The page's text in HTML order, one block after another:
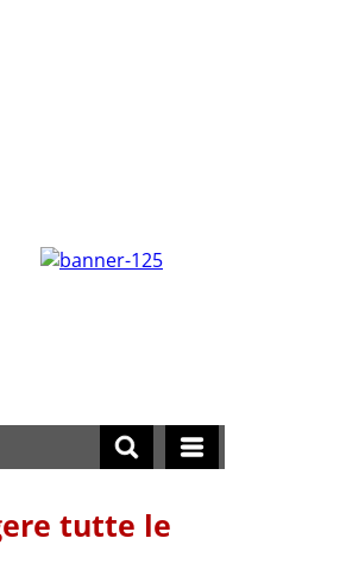
tutte le